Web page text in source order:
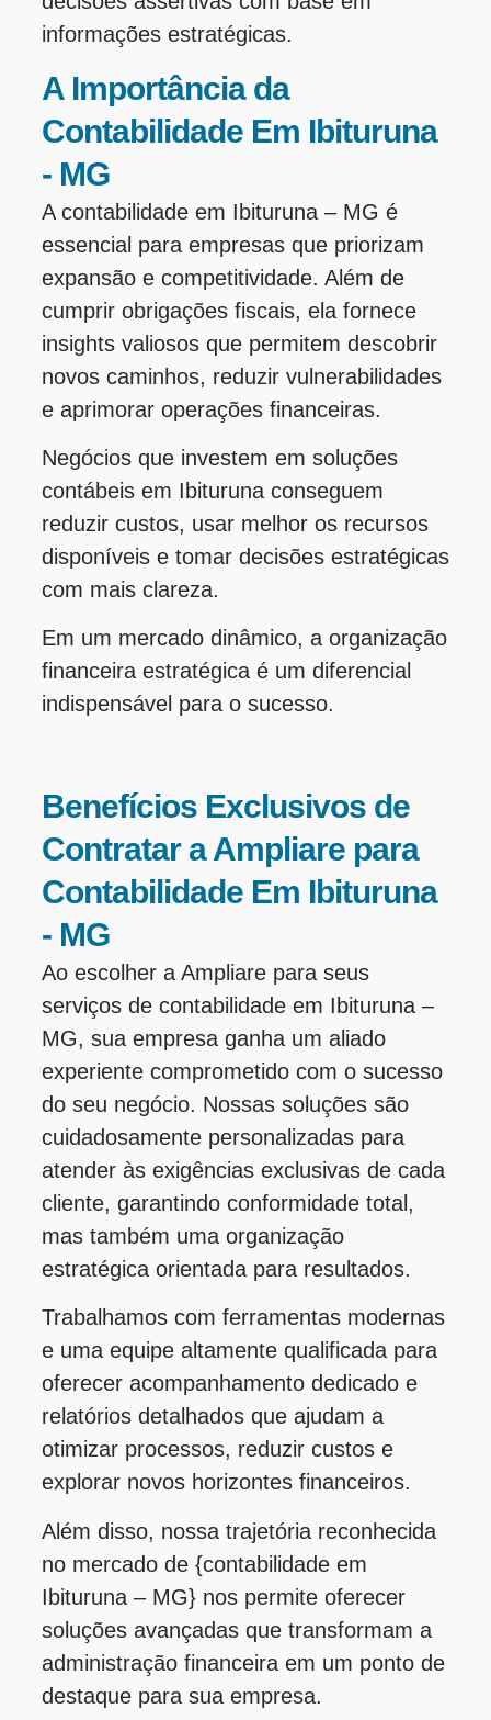
informações estratégicas.
A Importância da
Contabilidade Em Ibituruna
- MG
A contabilidade em Ibituruna – MG é
essencial para empresas que priorizam
expansão e competitividade. Além de
cumprir obrigações fiscais, ela fornece
insights valiosos que permitem descobrir
novos caminhos, reduzir vulnerabilidades
e aprimorar operações financeiras.
Negócios que investem em soluções
contábeis em Ibituruna conseguem
reduzir custos, usar melhor os recursos
disponíveis e tomar decisões estratégicas
com mais clareza.
Em um mercado dinâmico, a organização
financeira estratégica é um diferencial
indispensável para o sucesso.
Benefícios Exclusivos de
Contratar a Ampliare para
Contabilidade Em Ibituruna
- MG
Ao escolher a Ampliare para seus
serviços de contabilidade em Ibituruna –
MG, sua empresa ganha um aliado
experiente comprometido com o sucesso
do seu negócio. Nossas soluções são
cuidadosamente personalizadas para
atender às exigências exclusivas de cada
cliente, garantindo conformidade total,
mas também uma organização
estratégica orientada para resultados.
Trabalhamos com ferramentas modernas
e uma equipe altamente qualificada para
oferecer acompanhamento dedicado e
relatórios detalhados que ajudam a
otimizar processos, reduzir custos e
explorar novos horizontes financeiros.
Além disso, nossa trajetória reconhecida
no mercado de {contabilidade em
Ibituruna – MG} nos permite oferecer
soluções avançadas que transformam a
administração financeira em um ponto de
destaque para sua empresa.